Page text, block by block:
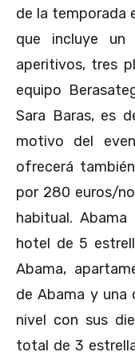
de la temporada
que incluye un
aperitivos, tres
equipo
Sara Baras, es
motivo del
ofrecerá
por 280 euros/
habitual.
hotel de 5
Abama,
de Abama y
nivel con sus
total de 3